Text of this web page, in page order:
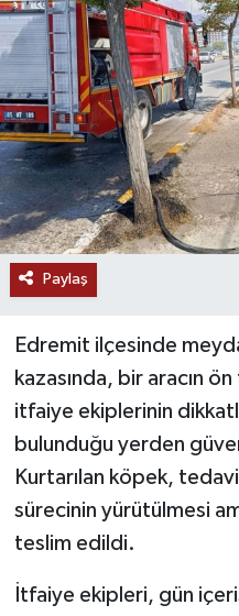
Paylaş
Edremit ilçesinde
kazasında, bir aracın
itfaiye ekiplerinin
bulunduğu yerden
Kurtarılan köpek,
sürecinin yürütülmesi
teslim edildi.
İtfaiye ekipleri, gün
RESMİ İLANLAR